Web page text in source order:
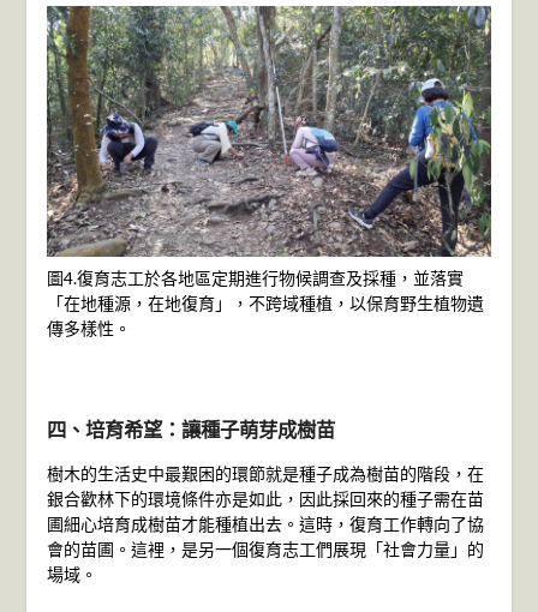
圖4.復育志工於各地區定期進行物候調查及採種，並落實
「在地種源，在地復育」，不跨域種植，以保育野生植物遺
傳多樣性。
四、培育希望：讓種子萌芽成樹苗
樹木的生活史中最艱困的環節就是種子成為樹苗的階段，在
銀合歡林下的環境條件亦是如此，因此採回來的種子需在苗
圃細心培育成樹苗才能種植出去。這時，復育工作轉向了協
會的苗圃。這裡，是另一個復育志工們展現「社會力量」的
場域。